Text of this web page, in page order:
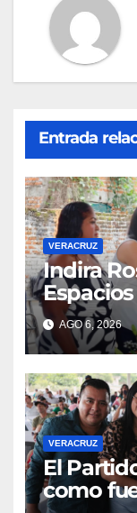
Entrada
VERACRUZ
Indira
760
obras
Veracruz
AGO 6, 2026
VERACRUZ
​El
como